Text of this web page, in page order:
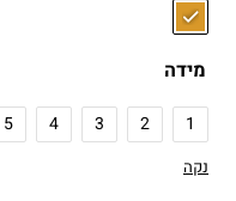
מידה
1
2
3
4
5
נקה